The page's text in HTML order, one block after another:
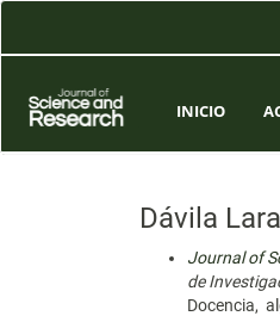
Contenido
Barra
lateral
INICIO
Dávila
Journal of
de
Docencia,